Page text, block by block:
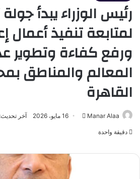
رئيس الوزراء يبدأ
لمتابعة تنفيذ أعمال
ورفع كفاءة وتطوير
المعالم والمناطق
القاهرة
Manar Alaa
أرسل 16 مايو، 2026 آخر تحديث: 16 مايو، 2026
دقيقة واحدة